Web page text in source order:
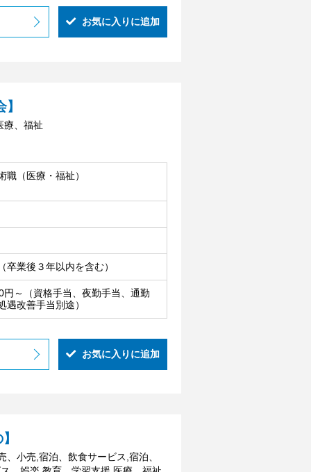
お気に入りに追加
療、福祉
職（医療・福祉）
卒業後３年以内を含む）
円～（資格手当、夜勤手当、通勤
遇改善手当別途）
お気に入りに追加
、小売,宿泊、飲食サービス,宿泊、